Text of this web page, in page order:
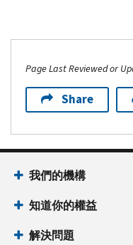
Page Last Reviewed or
Share
我們的機構
知道你的權益
解決問題